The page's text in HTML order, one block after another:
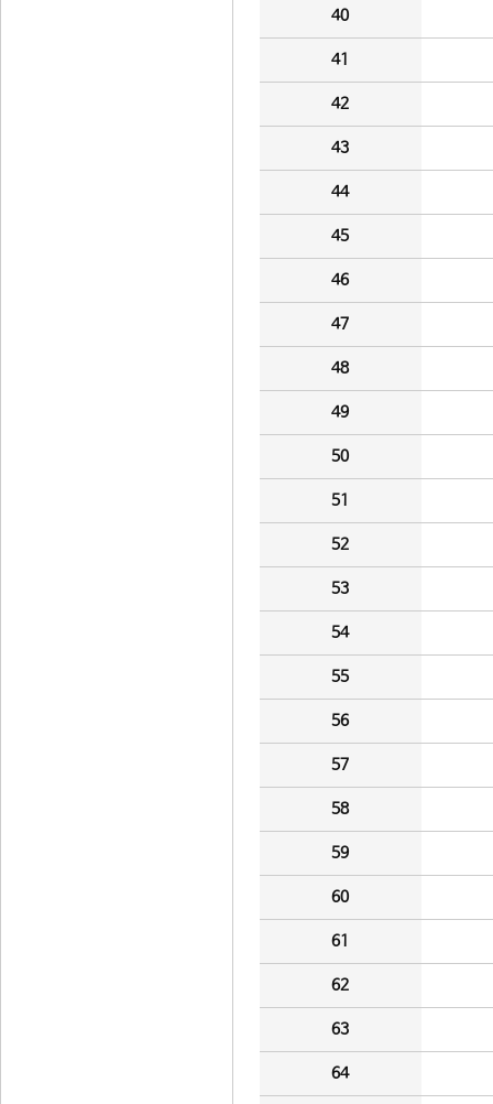
40
41
42
43
44
45
46
47
48
49
50
51
52
53
54
55
56
57
58
59
60
61
62
63
64